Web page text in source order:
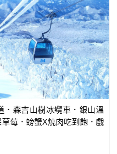
．森吉山樹冰纜車．銀山溫
莓．螃蟹X燒肉吃到飽．戲